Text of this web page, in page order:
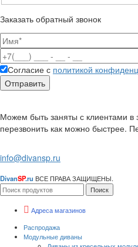
Заказать обратный звонок
Согласие с политикой
Можем быть заняты с клиентами в
перезвонить как можно быстрее.
info@divansp.ru
DivanSP.ru ВСЕ ПРАВА ЗАЩИЩЕНЫ.
Поиск
Адреса магазинов
Распродажа
Модульные диваны